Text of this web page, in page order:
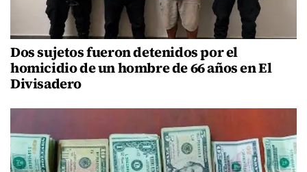
Dos sujetos fueron detenidos por el
homicidio de un hombre de 66 años en El
Divisadero